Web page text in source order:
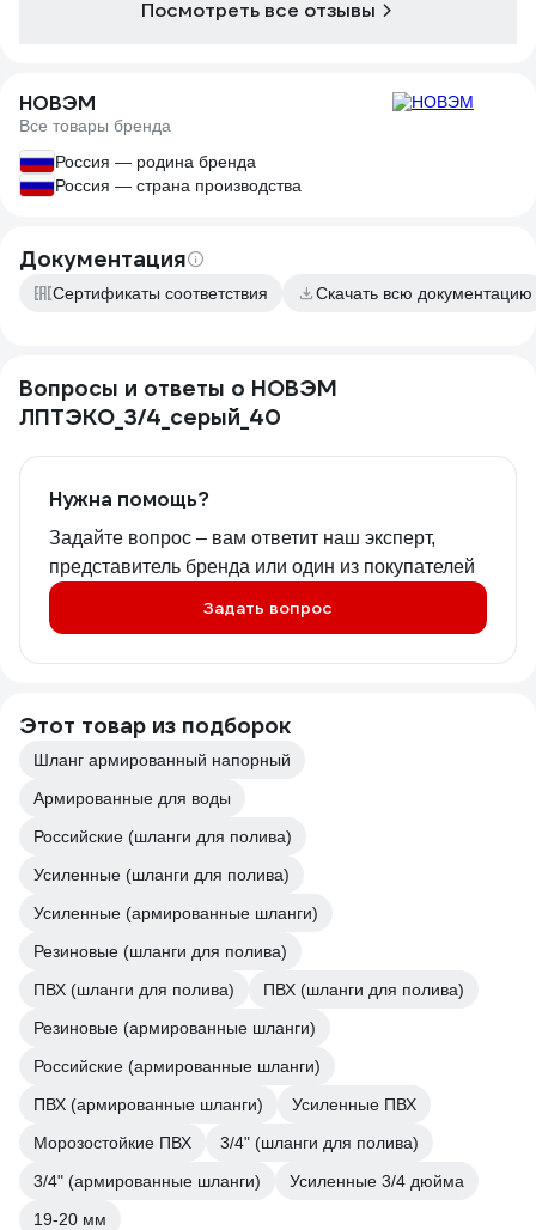
Посмотреть все отзывы
НОВЭМ
Все товары бренда
Россия — родина бренда
Россия — страна производства
Документация
Сертификаты соответствия Скачать всю документацию
Вопросы и ответы о НОВЭМ
ЛПТЭКО_3/4_серый_40
Нужна помощь?
Задайте вопрос – вам ответит наш эксперт,
представитель бренда или один из покупателей
Задать вопрос
Этот товар из подборок
Шланг армированный напорный
Армированные для воды
Российские (шланги для полива)
Усиленные (шланги для полива)
Усиленные (армированные шланги)
Резиновые (шланги для полива)
ПВХ (шланги для полива)
ПВХ (шланги для полива)
Резиновые (армированные шланги)
Российские (армированные шланги)
ПВХ (армированные шланги)
Усиленные ПВХ
Морозостойкие ПВХ
3/4" (шланги для полива)
3/4" (армированные шланги)
Усиленные 3/4 дюйма
19-20 мм